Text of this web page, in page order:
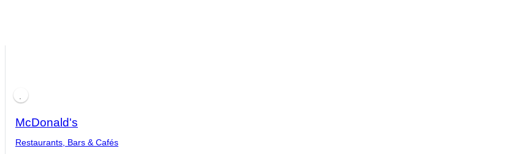
McDonald's
Restaurants, Bars & Cafés